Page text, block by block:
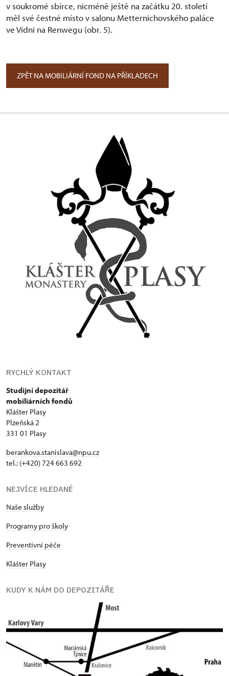
v soukromé sbírce, nicméně ještě na začátku 20. století
měl své čestné místo v salonu Metternichovského paláce
ve Vídni na Renwegu (obr. 5).
ZPĚT NA MOBILIÁRNÍ FOND NA PŘÍKLADECH
RYCHLÝ KONTAKT
Studijní depozitář
mobiliárních fondů
Klášter Plasy
Plzeňská 2
331 01 Plasy
berankova.stanislava@npu.cz
tel.: (+420) 724 663 692
NEJVÍCE HLEDANÉ
Naše služby
Programy pro školy
Preventivní péče
Klášter Plasy
KUDY K NÁM DO DEPOZITÁŘE